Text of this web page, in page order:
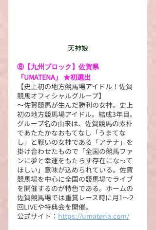
天神娘
⑧【九州ブロック】佐賀県
「UMATENA」 ★初選出
【史上初の地方競馬場アイドル！佐賀
競馬オフィシャルグループ】
～佐賀競馬が生んだ勝利の女神。史上
初の地方競馬場アイドル。結成3年目。
グループ名の由来は、佐賀競馬の素朴
であたたかなおもてなし「うまてな
し」と戦いの女神である「アテナ」を
掛け合わせたもので「全国の競馬ファ
ンに夢と幸運をもたらす存在になって
ほしい」意味が込められている。佐賀
競馬場を中心に全国の競馬場でライブ
を開催するのが特色である。ホームの
佐賀競馬場では重賞レース時に月1～2
回LIVEや特典会を開催。
公式サイト： https://umatena.com/